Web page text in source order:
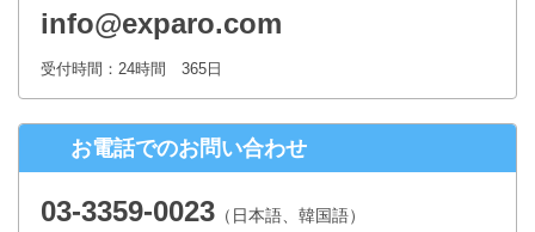
〒160-0023 東京都新宿区西新宿６丁目１２−１ パークウェストビ
ル１３階
Eメール：info@c-square.co.jp
（受付時間は、平日9時～17時30分 但し、年末年始、夏季休暇は除き
ます。）
個人情報を入力するにあたっての注意事項
回答ができない場合がございます。
info@exparo.com
受付時間：24時間 365日
お電話でのお問い合わせ
03-3359-0023 （日本語、韓国語）